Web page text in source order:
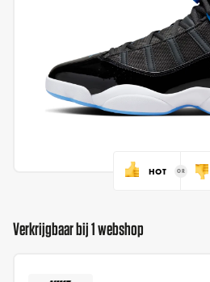
HOT
Verkrijgbaar bij 1 webshop